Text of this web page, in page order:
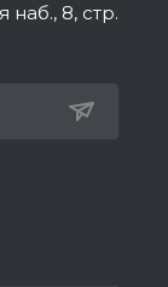
наб., 8, стр.